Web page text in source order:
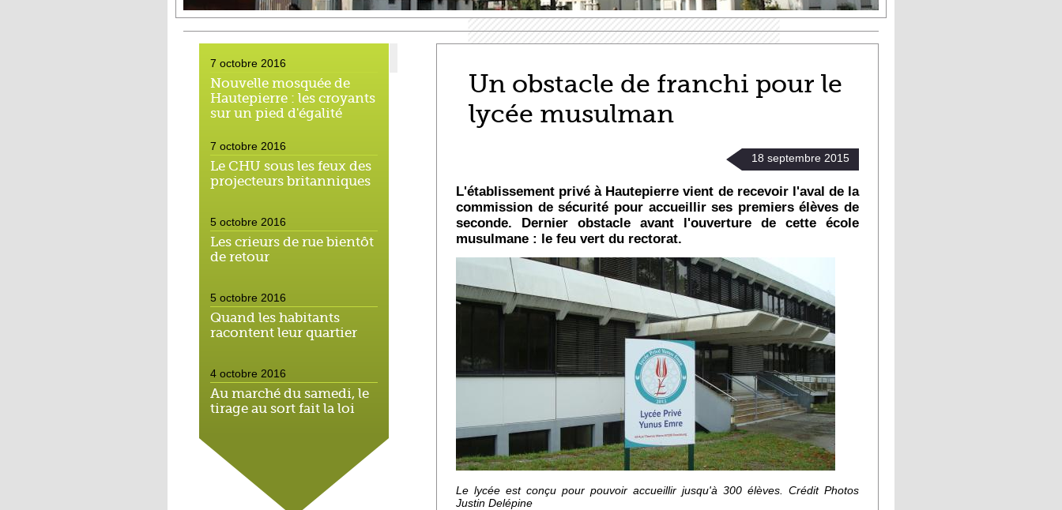
7 octobre 2016
Nouvelle mosquée de
Hautepierre : les croyants
sur un pied d'égalité
7 octobre 2016
Le CHU sous les feux des
projecteurs britanniques
5 octobre 2016
Les crieurs de rue bientôt
de retour
5 octobre 2016
Quand les habitants
racontent leur quartier
4 octobre 2016
Au marché du samedi, le
tirage au sort fait la loi
4 octobre 2016
Hautepierre: paysage
sonore
Un obstacle de franchi pour le
lycée musulman
18 septembre 2015
L'établissement privé à Hautepierre vient de recevoir l'aval de la
commission de sécurité pour accueillir ses premiers élèves de
seconde. Dernier obstacle avant l'ouverture de cette école
musulmane : le feu vert du rectorat.
Le lycée est conçu pour pouvoir accueillir jusqu'à 300 élèves.
Crédit Photos
Justin Delépine